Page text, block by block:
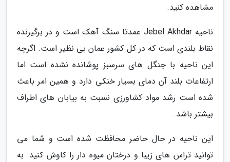
مشاهده کنید.
ناحیه Jebel Akhdar عمدتا سنگ آهک است و در برگیرنده
نقاط بلندی است که در کل کشور عمان بی نظیر است. اگرچه
این ناحیه با جنگل های سرسبز پوشانده نشده است اما
ارتفاعات بلند آن دمای بسیار خنکی دارد و همین امر باعث
شده است رشد مواد کشاورزی نسبت به بیابان های اطراف
بیشتر باشد.
این ناحیه در حال حاضر محافظت شده است و شما می
توانید تراس های زیبا و درختان میوه دار را کاوش کنید. به